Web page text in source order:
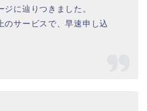
ジに辿りつきました。
のサービスで、早速申し込